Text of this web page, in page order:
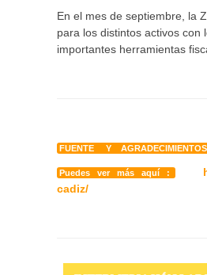
En el mes de septiembre, la
para los distintos activos con
importantes herramientas
FUENTE Y
Puedes ver más aquí :
cadiz/